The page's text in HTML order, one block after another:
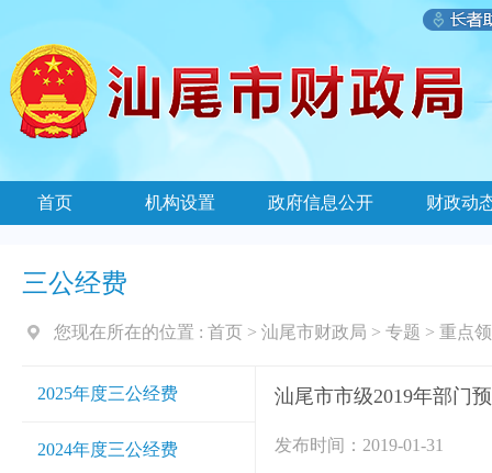
首页 机构设置 政府信息公开 财政动
三公经费
您现在所在的位置 : 首页 > 汕尾市财政局 > 专题 > 重点
2025年度三公经费
2024年度三公经费
汕尾市市级2019年部门
发布时间：2019-01-31